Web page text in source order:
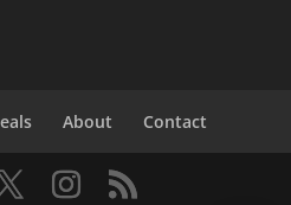
About Contact